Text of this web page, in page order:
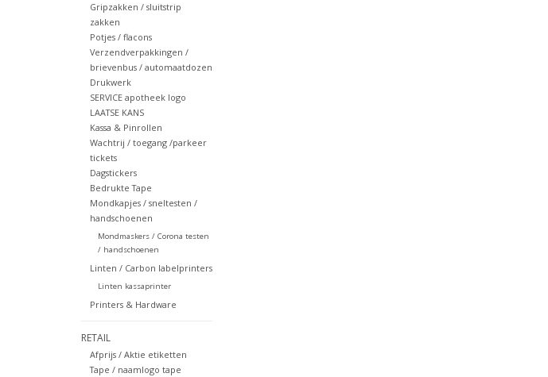
Gripzakken / sluitstrip
zakken
Potjes / flacons
Verzendverpakkingen /
brievenbus / automaatdozen
Drukwerk
SERVICE apotheek logo
LAATSE KANS
Kassa & Pinrollen
Wachtrij / toegang /parkeer
tickets
Dagstickers
Bedrukte Tape
Mondkapjes / sneltesten /
handschoenen
Mondmaskers / Corona testen
/ handschoenen
Linten / Carbon labelprinters
Linten kassaprinter
Printers & Hardware
RETAIL
Afprijs / Aktie etiketten
Tape / naamlogo tape